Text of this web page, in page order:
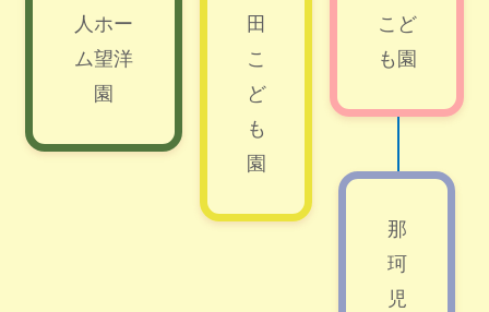
人ホー
ム望洋
園
田
こ
ど
も
園
こど
も園
那
珂
児